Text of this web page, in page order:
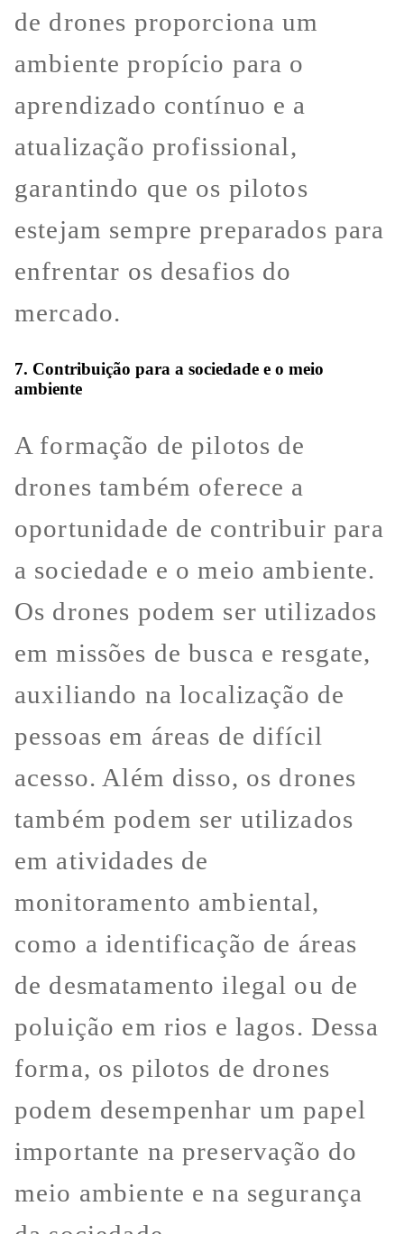
de drones proporciona um
ambiente propício para o
aprendizado contínuo e a
atualização profissional,
garantindo que os pilotos
estejam sempre preparados para
enfrentar os desafios do
mercado.
7. Contribuição para a sociedade e o meio
ambiente
A formação de pilotos de
drones também oferece a
oportunidade de contribuir para
a sociedade e o meio ambiente.
Os drones podem ser utilizados
em missões de busca e resgate,
auxiliando na localização de
pessoas em áreas de difícil
acesso. Além disso, os drones
também podem ser utilizados
em atividades de
monitoramento ambiental,
como a identificação de áreas
de desmatamento ilegal ou de
poluição em rios e lagos. Dessa
forma, os pilotos de drones
podem desempenhar um papel
importante na preservação do
meio ambiente e na segurança